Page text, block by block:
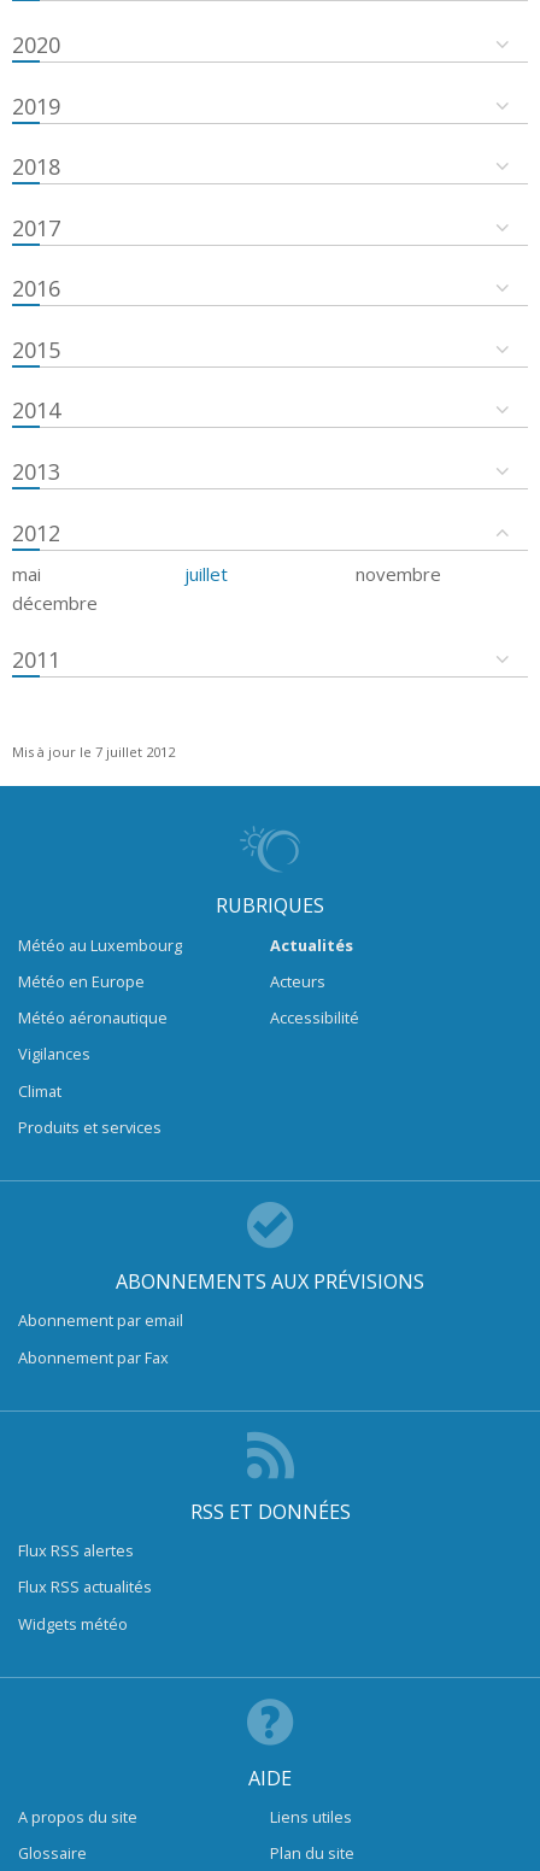
2020
2019
2018
2017
2016
2015
2014
2013
2012
mai juillet
novembre
décembre
2011
Mis à jour le 7 juillet 2012
RUBRIQUES
Météo au Luxembourg
Météo en Europe
Météo aéronautique
Vigilances
Climat
Produits et services
Actualités
Acteurs
Accessibilité
ABONNEMENTS AUX PRÉVISIONS
Abonnement par email
Abonnement par Fax
RSS ET DONNÉES
Flux RSS alertes
Flux RSS actualités
Widgets météo
AIDE
A propos du site
Glossaire
Liens utiles
Plan du site